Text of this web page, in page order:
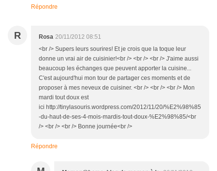
Répondre
R Rosa 20/11/2012 08:51
<br /> Supers leurs sourires! Et je crois que la toque leur
donne un vrai air de cuisinier!<br /> <br /> <br /> J'aime aussi
beaucoup les échanges que peuvent apporter la cuisine...
C'est aujourd'hui mon tour de partager ces moments et de
proposer à mes neveux de cuisiner. <br /> <br /> <br /> Mon
mardi tout doux est
ici http://tinylasouris.wordpress.com/2012/11/20/%E2%98%85
-du-haut-de-ses-4-mois-mardis-tout-doux-%E2%98%85/<br
/> <br /> <br /> Bonne journée<br />
Répondre